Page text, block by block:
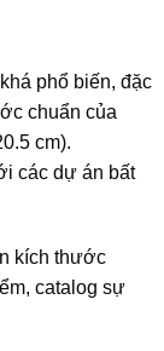
phổ biến, đặc
chuẩn của
cm).
các dự án bất
kích thước
catalog sự